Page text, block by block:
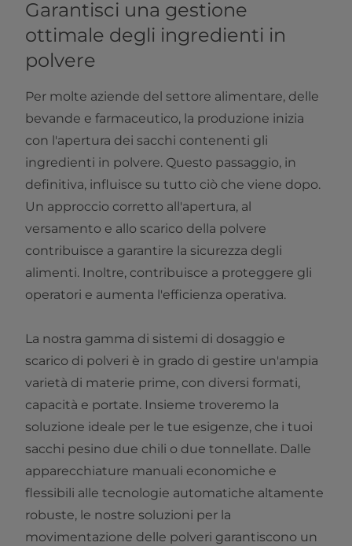
Garantisci una gestione
ottimale degli ingredienti in
polvere
Per molte aziende del settore alimentare, delle
bevande e farmaceutico, la produzione inizia
con l'apertura dei sacchi contenenti gli
ingredienti in polvere. Questo passaggio, in
definitiva, influisce su tutto ciò che viene dopo.
Un approccio corretto all'apertura, al
versamento e allo scarico della polvere
contribuisce a garantire la sicurezza degli
alimenti. Inoltre, contribuisce a proteggere gli
operatori e aumenta l'efficienza operativa.
La nostra gamma di sistemi di dosaggio e
scarico di polveri è in grado di gestire un'ampia
varietà di materie prime, con diversi formati,
capacità e portate. Insieme troveremo la
soluzione ideale per le tue esigenze, che i tuoi
sacchi pesino due chili o due tonnellate. Dalle
apparecchiature manuali economiche e
flessibili alle tecnologie automatiche altamente
robuste, le nostre soluzioni per la
movimentazione delle polveri garantiscono un